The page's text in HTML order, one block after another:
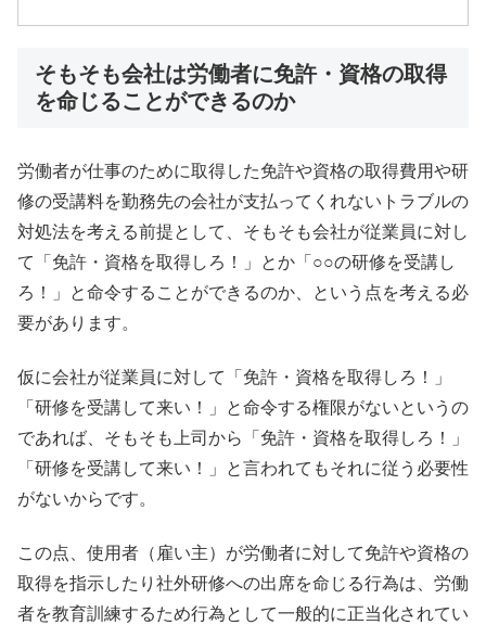
そもそも会社は労働者に免許・資格の取得
を命じることができるのか
労働者が仕事のために取得した免許や資格の取得費用や研
修の受講料を勤務先の会社が支払ってくれないトラブルの
対処法を考える前提として、そもそも会社が従業員に対し
て「免許・資格を取得しろ！」とか「○○の研修を受講し
ろ！」と命令することができるのか、という点を考える必
要があります。
仮に会社が従業員に対して「免許・資格を取得しろ！」
「研修を受講して来い！」と命令する権限がないというの
であれば、そもそも上司から「免許・資格を取得しろ！」
「研修を受講して来い！」と言われてもそれに従う必要性
がないからです。
この点、使用者（雇い主）が労働者に対して免許や資格の
取得を指示したり社外研修への出席を命じる行為は、労働
者を教育訓練するため行為として一般的に正当化されてい